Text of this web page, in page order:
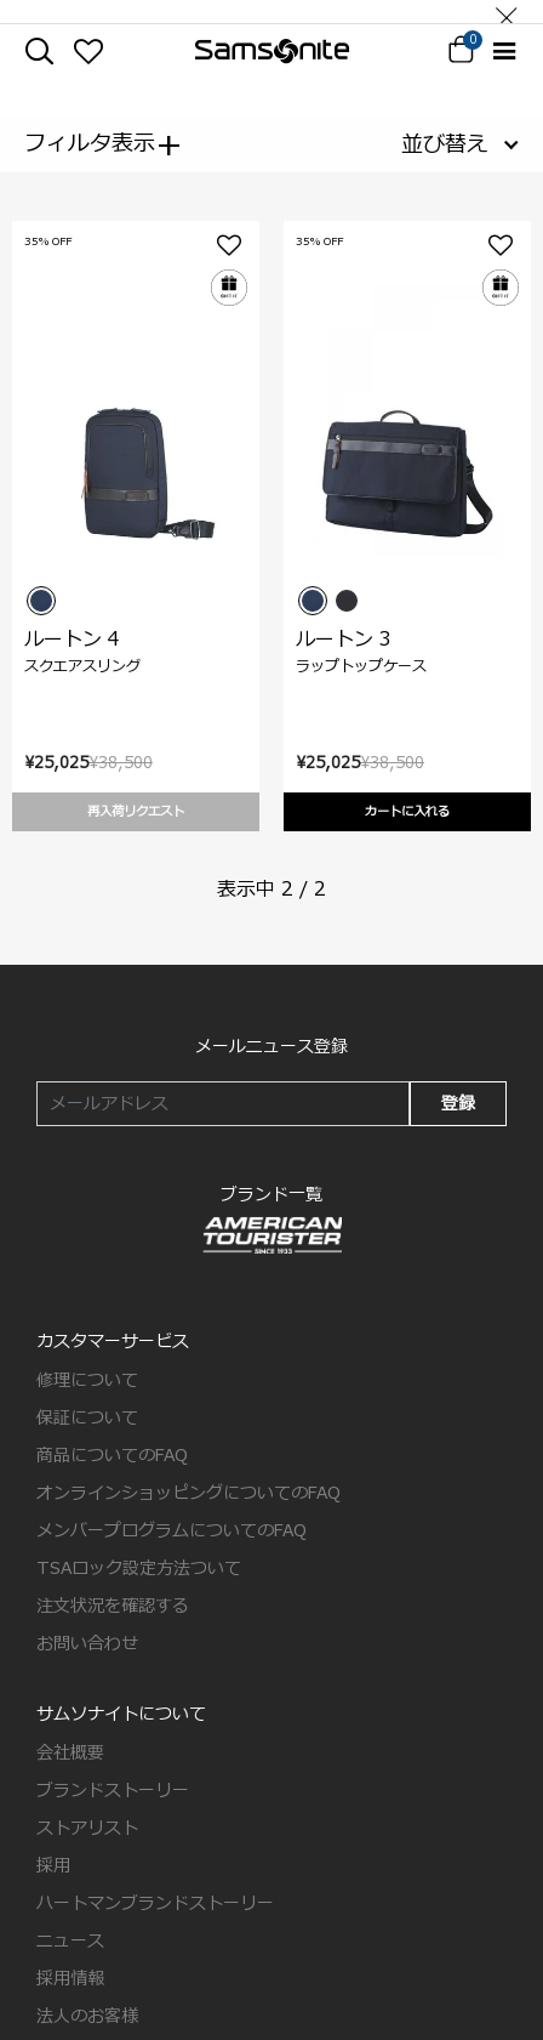
0
フィルタ表示+ 並び替え
¥38,500
¥25,025
再入荷リクエスト
35% OFF
ルートン 4
スクエアスリング
¥38,500
¥25,025
カートに入れる
35% OFF
ルートン 3
ラップトップケース
表示中 2 / 2
メールニュース登録
登録
ブランド一覧
カスタマーサービス
修理について
保証について
商品についてのFAQ
オンラインショッピングについてのFAQ
メンバープログラムについてのFAQ
TSAロック設定方法ついて
注文状況を確認する
お問い合わせ
サムソナイトについて
会社概要
ブランドストーリー
ストアリスト
採用
ハートマンブランドストーリー
ニュース
採用情報
法人のお客様